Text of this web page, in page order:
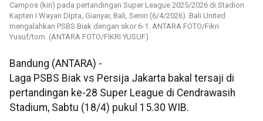
Campos (kiri) pada pertandingan Super League 2025/2026 di Stadion
Kapten I Wayan Dipta, Gianyar, Bali, Senin (6/4/2026). Bali United
mengalahkan PSBS Biak dengan skor 6-1. ANTARA FOTO/Fikri
Yusuf/tom. (ANTARA FOTO/FIKRI YUSUF)
Bandung (ANTARA) -
Laga PSBS Biak vs Persija Jakarta bakal tersaji di
pertandingan ke-28 Super League di Cendrawasih
Stadium, Sabtu (18/4) pukul 15.30 WIB.